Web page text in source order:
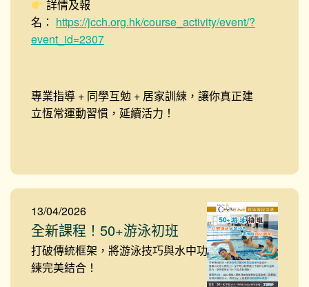
詳情及報
名： https://jcch.org.hk/course_activity/event/?
event_id=2307
專業指導 + 同學互勉 + 居家訓練，讓你真正建
立恆常運動習慣，延續活力！
13/04/2026
全新課程！50+游泳初班
打破傳統框架，將游泳技巧與水中功能訓
練完美結合！